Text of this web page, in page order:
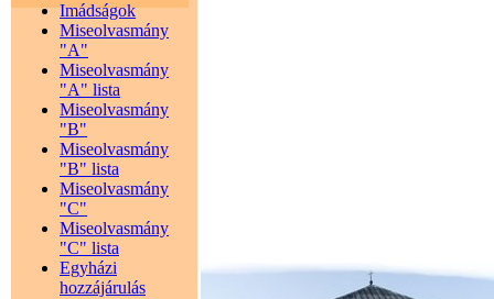
Imádságok
Miseolvasmány
"A"
Miseolvasmány
"A" lista
Miseolvasmány
"B"
Miseolvasmány
"B" lista
Miseolvasmány
"C"
Miseolvasmány
"C" lista
Egyházi
hozzájárulás